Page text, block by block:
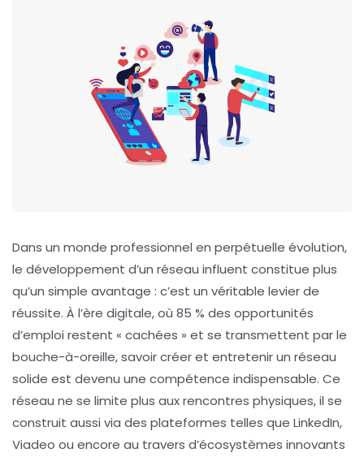
Dans un monde professionnel en perpétuelle évolution,
le développement d’un réseau influent constitue plus
qu’un simple avantage : c’est un véritable levier de
réussite. À l’ère digitale, où 85 % des opportunités
d’emploi restent « cachées » et se transmettent par le
bouche-à-oreille, savoir créer et entretenir un réseau
solide est devenu une compétence indispensable. Ce
réseau ne se limite plus aux rencontres physiques, il se
construit aussi via des plateformes telles que LinkedIn,
Viadeo ou encore au travers d’écosystèmes innovants